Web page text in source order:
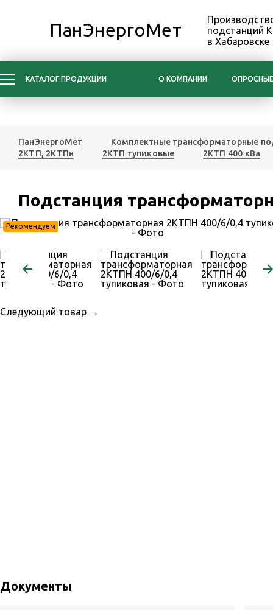
ПанЭнергоМет
подстанций
в Хабаровске
КАТАЛОГ ПРОДУКЦИИ О КОМПАНИИ
ПанЭнергоМет
Комплектные трансформаторные
2КТП, 2КТПн
2КТП тупиковые 2КТП 400 кВа
Подстанция
Рекомендуем
Следующий товар →
Документы